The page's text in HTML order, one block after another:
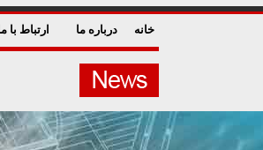
خانه درباره ما ارتباط با